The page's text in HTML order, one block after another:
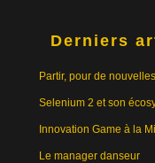
Derniers
Partir, pour de
Selenium 2 et son
Innovation Game à la
Le manager danseur